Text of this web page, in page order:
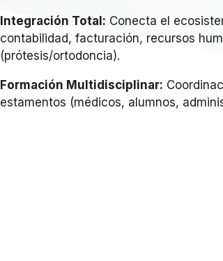
Integración Total: Conecta el
contabilidad, facturación, recursos
(prótesis/ortodoncia).
Formación Multidisciplinar:
estamentos (médicos, alumnos,